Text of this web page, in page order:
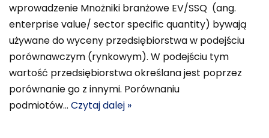
wprowadzenie Mnożniki branżowe EV/SSQ (ang.
enterprise value/ sector specific quantity) bywają
używane do wyceny przedsiębiorstwa w podejściu
porównawczym (rynkowym). W podejściu tym
wartość przedsiębiorstwa określana jest poprzez
porównanie go z innymi. Porównaniu
podmiotów… Czytaj dalej »